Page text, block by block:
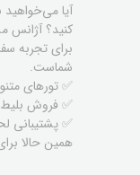
آیا
کنید؟ آژانس
برای تجربه
شماست.
✅ تورهای
✅ فروش
✅ پشتیبانی
همین حالا